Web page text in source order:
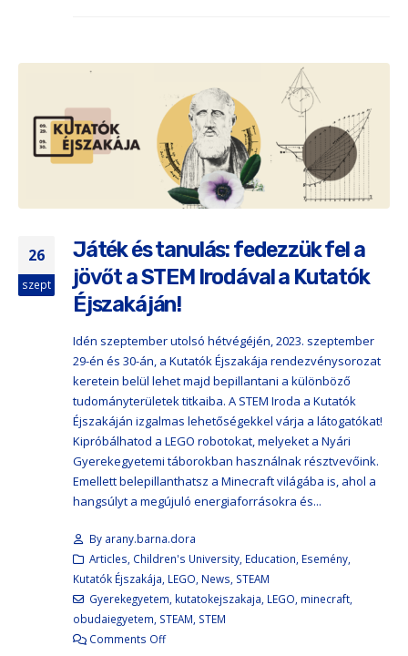
26
szept
Játék és tanulás: fedezzük fel a
jövőt a STEM Irodával a Kutatók
Éjszakáján!
Idén szeptember utolsó hétvégéjén, 2023. szeptember
29-én és 30-án, a Kutatók Éjszakája rendezvénysorozat
keretein belül lehet majd bepillantani a különböző
tudományterületek titkaiba. A STEM Iroda a Kutatók
Éjszakáján izgalmas lehetőségekkel várja a látogatókat!
Kipróbálhatod a LEGO robotokat, melyeket a Nyári
Gyerekegyetemi táborokban használnak résztvevőink.
Emellett belepillanthatsz a Minecraft világába is, ahol a
hangsúlyt a megújuló energiaforrásokra és...
By arany.barna.dora
Articles Children's University, Education Esemény,
Kutatók Éjszakája LEGO News STEAM
Gyerekegyetem kutatokejszakaja LEGO minecraft,
obudaiegyetem STEAM STEM
Comments Off